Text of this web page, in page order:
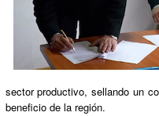
sector productivo, sellando un
beneficio de la región.